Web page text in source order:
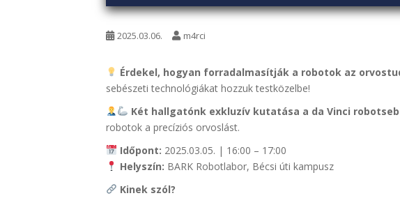
2025.03.06. m4rci
Érdekel, hogyan forradalmasítják a robotok az
sebészeti technológiákat hozzuk testközelbe!
Két hallgatónk exkluzív kutatása a da Vinci
robotok a precíziós orvoslást.
Időpont: 2025.03.05. | 16:00 – 17:00
Helyszín: BARK Robotlabor, Bécsi úti kampusz
Kinek szól?